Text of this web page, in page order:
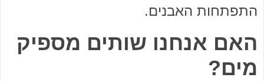
התפתחות האבנים.
האם אנחנו שותים מספיק
מים?